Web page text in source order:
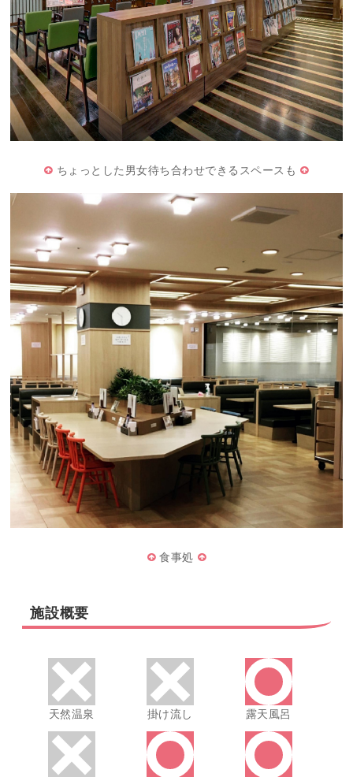
ちょっとした男女待ち合わせできるスペースも
食事処
施設概要
天然温泉 掛け流し 露天風呂